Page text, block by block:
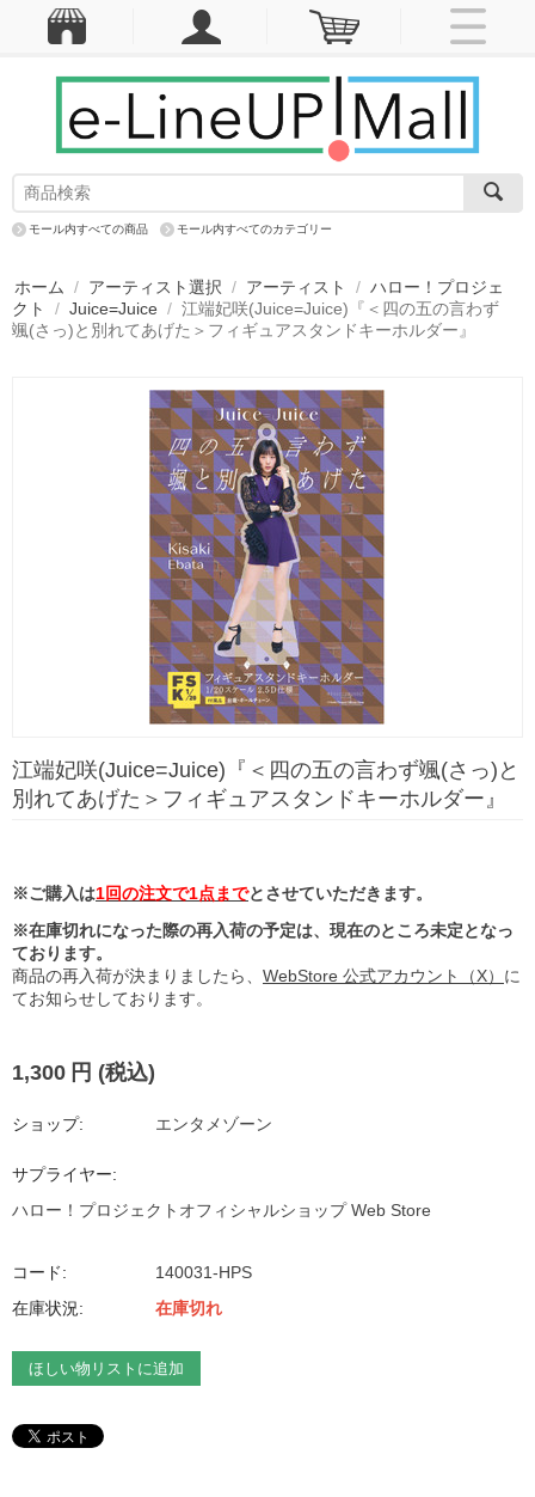
モール内すべての商品 モール内すべてのカテゴリー
ホーム / アーティスト選択 / アーティスト / ハロー！プロジェ
クト
/ Juice=Juice / 江端妃咲(Juice=Juice)『＜四の五の言わず
颯(さっ)と別れてあげた＞フィギュアスタンドキーホルダー』
江端妃咲(Juice=Juice)『＜四の五の言わず颯(さっ)と
別れてあげた＞フィギュアスタンドキーホルダー』
※ご購入は1回の注文で1点までとさせていただきます。
※在庫切れになった際の再入荷の予定は、現在のところ未定となっ
ております。
商品の再入荷が決まりましたら、 WebStore 公式アカウント（X） に
てお知らせしております。
1,300 円 (税込)
ショップ: エンタメゾーン
サプライヤー:
ハロー！プロジェクトオフィシャルショップ Web Store
コード:
140031-HPS
在庫状況:
在庫切れ
ほしい物リストに追加